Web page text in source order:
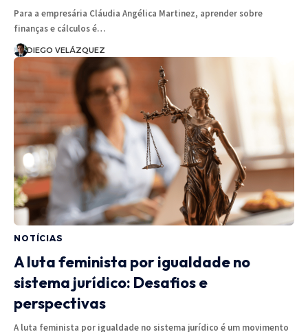
Para a empresária Cláudia Angélica Martinez, aprender sobre
finanças e cálculos é…
DIEGO VELÁZQUEZ
NOTÍCIAS
A luta feminista por igualdade no
sistema jurídico: Desafios e
perspectivas
A luta feminista por igualdade no sistema jurídico é um movimento